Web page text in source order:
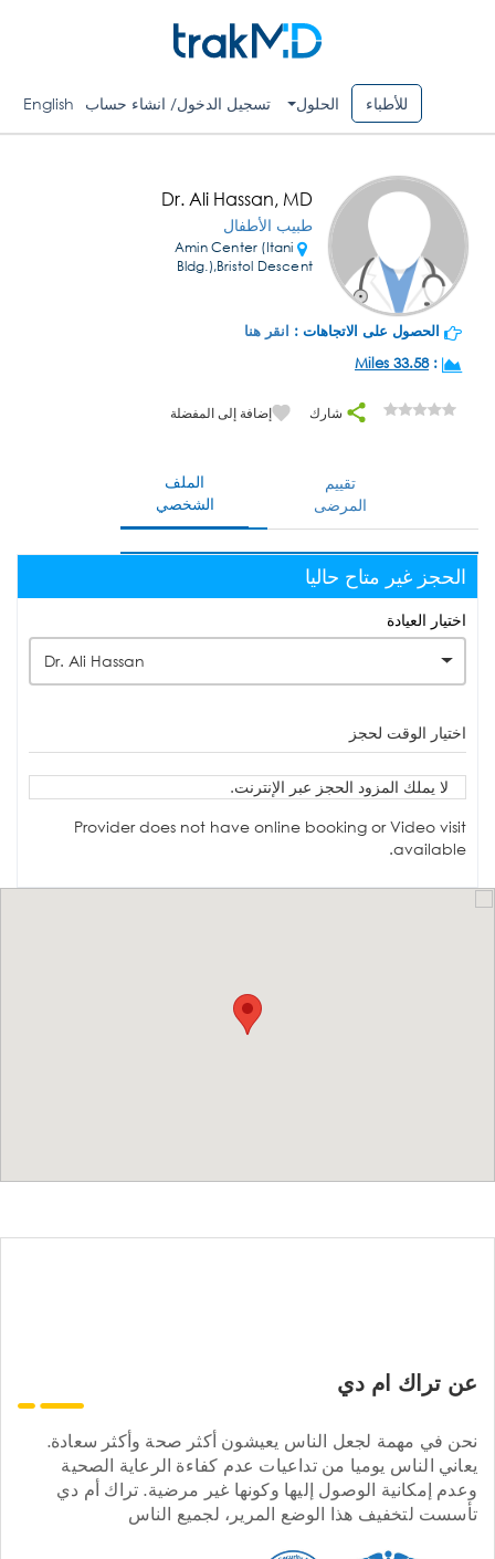
للأطباء الحلول تسجيل الدخول/ انشاء حساب English
Dr. Ali Hassan, MD
طبيب الأطفال
Amin Center (Itani
Bldg.),Bristol Descent
الحصول على الاتجاهات : انقر هنا
:
33.58 Miles
شارك إضافة إلى المفضلة
الملف
الشخصي
تقييم
المرضى
الحجز غير متاح حاليا
اختيار العيادة
Dr. Ali Hassan
اختيار الوقت لحجز
لا يملك المزود الحجز عبر الإنترنت.
Provider does not have online booking or Video visit
available.
عن تراك ام دي
نحن في مهمة لجعل الناس يعيشون أكثر صحة وأكثر سعادة.
يعاني الناس يوميا من تداعيات عدم كفاءة الرعاية الصحية
وعدم إمكانية الوصول إليها وكونها غير مرضية. تراك أم دي
تأسست لتخفيف هذا الوضع المرير، لجميع الناس